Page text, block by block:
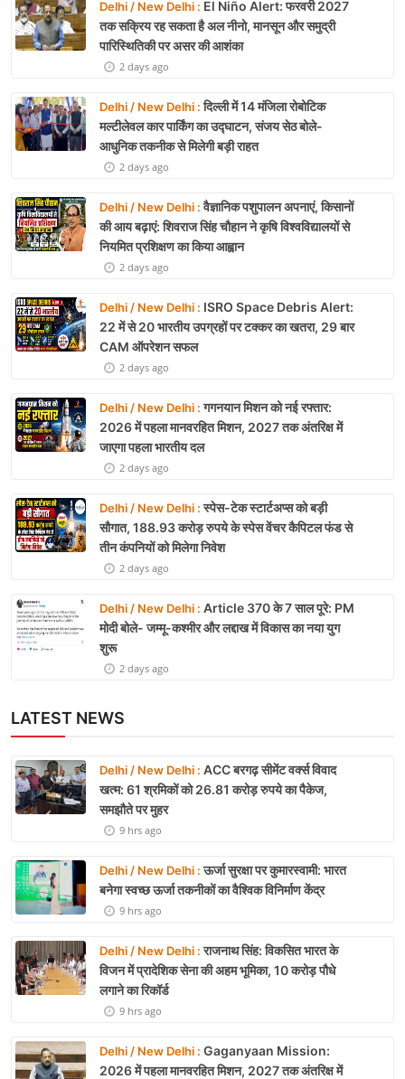
Delhi / New Delhi : El Niño Alert: फरवरी 2027
तक सक्रिय रह सकता है अल नीनो, मानसून और समुद्री
पारिस्थितिकी पर असर की आशंका
2 days ago
Delhi / New Delhi :दिल्ली में 14 मंजिला रोबोटिक
मल्टीलेवल कार पार्किंग का उद्घाटन, संजय सेठ बोले-
आधुनिक तकनीक से मिलेगी बड़ी राहत
2 days ago
Delhi / New Delhi :वैज्ञानिक पशुपालन अपनाएं, किसानों
की आय बढ़ाएं: शिवराज सिंह चौहान ने कृषि विश्वविद्यालयों से
नियमित प्रशिक्षण का किया आह्वान
2 days ago
Delhi / New Delhi : ISRO Space Debris Alert:
22 में से 20 भारतीय उपग्रहों पर टक्कर का खतरा, 29 बार
CAM ऑपरेशन सफल
2 days ago
Delhi / New Delhi :गगनयान मिशन को नई रफ्तार:
2026 में पहला मानवरहित मिशन, 2027 तक अंतरिक्ष में
जाएगा पहला भारतीय दल
2 days ago
Delhi / New Delhi :स्पेस-टेक स्टार्टअप्स को बड़ी
सौगात, 188.93 करोड़ रुपये के स्पेस वेंचर कैपिटल फंड से
तीन कंपनियों को मिलेगा निवेश
2 days ago
Delhi / New Delhi : Article 370 के 7 साल पूरे: PM
मोदी बोले- जम्मू-कश्मीर और लद्दाख में विकास का नया युग
शुरू
2 days ago
LATEST NEWS
Delhi / New Delhi : ACC बरगढ़ सीमेंट वर्क्स विवाद
खत्म: 61 श्रमिकों को 26.81 करोड़ रुपये का पैकेज,
समझौते पर मुहर
9 hrs ago
Delhi / New Delhi :ऊर्जा सुरक्षा पर कुमारस्वामी: भारत
बनेगा स्वच्छ ऊर्जा तकनीकों का वैश्विक विनिर्माण केंद्र
9 hrs ago
Delhi / New Delhi :राजनाथ सिंह: विकसित भारत के
विजन में प्रादेशिक सेना की अहम भूमिका, 10 करोड़ पौधे
लगाने का रिकॉर्ड
9 hrs ago
Delhi / New Delhi : Gaganyaan Mission:
2026 में पहला मानवरहित मिशन, 2027 तक अंतरिक्ष में